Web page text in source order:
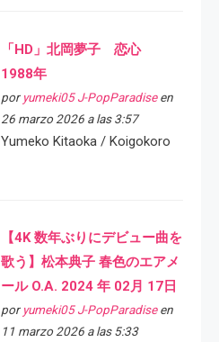
「HD」北岡夢子 恋心
1988年
por yumeki05 J-PopParadiseen
26 marzo 2026 a las 3:57
Yumeko Kitaoka / Koigokoro
【4K 数年ぶりにデビュー曲を
歌う】松本典子 春色のエアメ
ール O.A. 2024 年 02月 17日
por yumeki05 J-PopParadiseen
11 marzo 2026 a las 5:33